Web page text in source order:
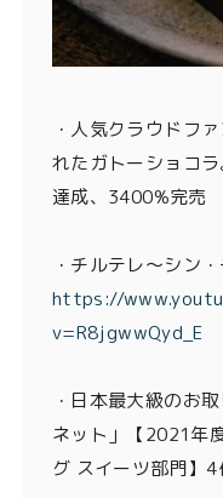
・ 人気クラウドフ
れたガトーショコ
達成、3400%完売
・チルテレ〜シン
https://
v=R8jgwwQyd_E
・日本最大級のお
ネット」【2021年
グ スイーツ部門】